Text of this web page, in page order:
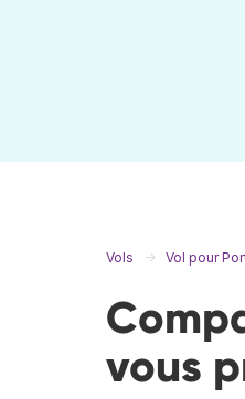
Vols Vol pour
vous